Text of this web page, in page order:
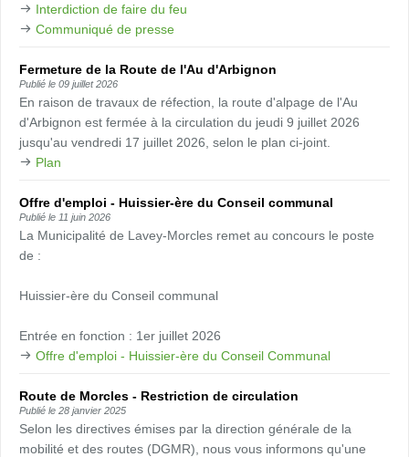
Interdiction de faire du feu
Communiqué de presse
Fermeture de la Route de l'Au d'Arbignon
Publié le 09 juillet 2026
En raison de travaux de réfection, la route d'alpage de l'Au
d'Arbignon est fermée à la circulation du jeudi 9 juillet 2026
jusqu'au vendredi 17 juillet 2026, selon le plan ci-joint.
Plan
Offre d'emploi - Huissier-ère du Conseil communal
Publié le 11 juin 2026
La Municipalité de Lavey-Morcles remet au concours le poste
de :
Huissier-ère du Conseil communal
Entrée en fonction : 1er juillet 2026
Offre d'emploi - Huissier-ère du Conseil Communal
Route de Morcles - Restriction de circulation
Publié le 28 janvier 2025
Selon les directives émises par la direction générale de la
mobilité et des routes (DGMR), nous vous informons qu'une